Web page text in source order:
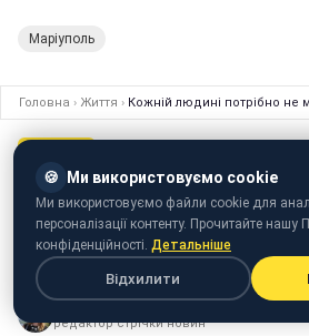
Маріуполь
Головна › Життя › Кожній людині потрібно не
Кожній людині потрібно
друзів: чому саме
вони мають бути
редактор стрічки новин
🍪 Ми використовуємо cookie
Ми використовуємо файли cookie для
персоналізації контенту. Прочитайте нашу
конфіденційності. Детальніше
Відхилити